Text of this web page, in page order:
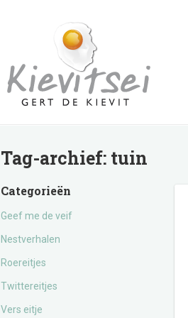
Tag-archief: tuin
Categorieën
Geef me de veif
Nestverhalen
Roereitjes
Twittereitjes
Vers eitje